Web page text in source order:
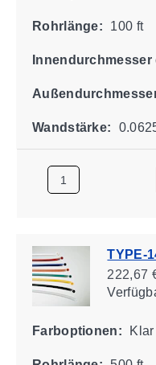
Rohrlänge: 100 ft
Wandstärke:
TYPE-
222,67
Farboptionen: Klar